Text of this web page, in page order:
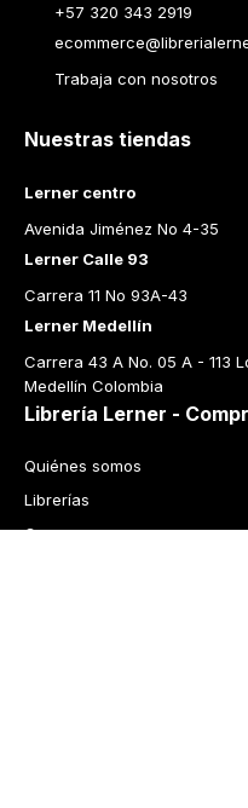
+57 320 343 2919
Trabaja con nosotros
Nuestras tiendas
Lerner centro
Avenida Jiménez No 4-35
Lerner Calle 93
Carrera 11 No 93A-43
Lerner Medellín
Carrera 43 A No. 05 A - 113
Medellín Colombia
Librería Lerner -
Quiénes somos
Librerías
Cursos